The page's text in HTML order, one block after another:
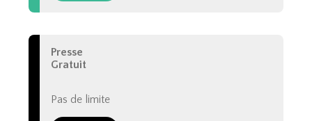
Gratuit
Pas de limite
Presse